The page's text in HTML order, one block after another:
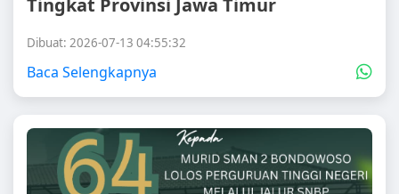
Tingkat Provinsi Jawa Timur
Dibuat: 2026-07-13 04:55:32
Baca Selengkapnya